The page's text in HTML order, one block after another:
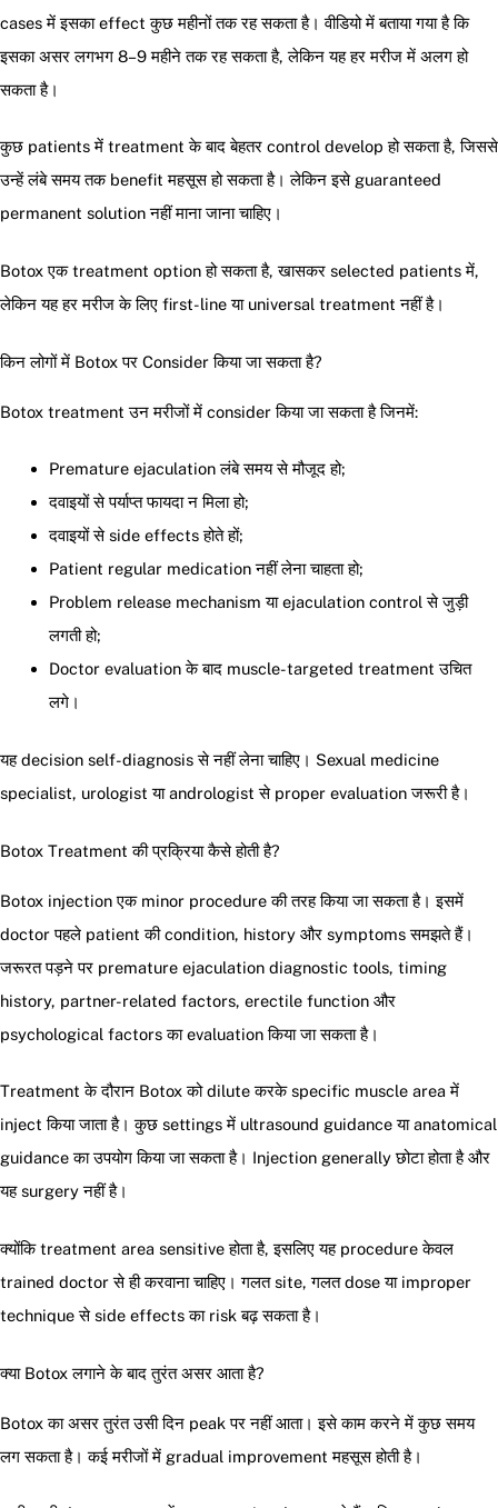
cases में इसका effect कुछ महीनों तक रह सकता है। वीडियो में बताया गया है कि
इसका असर लगभग 8–9 महीने तक रह सकता है, लेकिन यह हर मरीज में अलग हो
सकता है।
कुछ patients में treatment के बाद बेहतर control develop हो सकता है, जिससे
उन्हें लंबे समय तक benefit महसूस हो सकता है। लेकिन इसे guaranteed
permanent solution नहीं माना जाना चाहिए।
Botox एक treatment option हो सकता है, खासकर selected patients में,
लेकिन यह हर मरीज के लिए first-line या universal treatment नहीं है।
किन लोगों में Botox पर Consider किया जा सकता है?
Botox treatment उन मरीजों में consider किया जा सकता है जिनमें:
Premature ejaculation लंबे समय से मौजूद हो;
दवाइयों से पर्याप्त फायदा न मिला हो;
दवाइयों से side effects होते हों;
Patient regular medication नहीं लेना चाहता हो;
Problem release mechanism या ejaculation control से जुड़ी
लगती हो;
Doctor evaluation के बाद muscle-targeted treatment उचित
लगे।
यह decision self-diagnosis से नहीं लेना चाहिए। Sexual medicine
specialist, urologist या andrologist से proper evaluation जरूरी है।
Botox Treatment की प्रक्रिया कैसे होती है?
Botox injection एक minor procedure की तरह किया जा सकता है। इसमें
doctor पहले patient की condition, history और symptoms समझते हैं।
जरूरत पड़ने पर premature ejaculation diagnostic tools, timing
history, partner-related factors, erectile function और
psychological factors का evaluation किया जा सकता है।
Treatment के दौरान Botox को dilute करके specific muscle area में
inject किया जाता है। कुछ settings में ultrasound guidance या anatomical
guidance का उपयोग किया जा सकता है। Injection generally छोटा होता है और
यह surgery नहीं है।
क्योंकि treatment area sensitive होता है, इसलिए यह procedure केवल
trained doctor से ही करवाना चाहिए। गलत site, गलत dose या improper
technique से side effects का risk बढ़ सकता है।
क्या Botox लगाने के बाद तुरंत असर आता है?
Botox का असर तुरंत उसी दिन peak पर नहीं आता। इसे काम करने में कुछ समय
लग सकता है। कई मरीजों में gradual improvement महसूस होती है।